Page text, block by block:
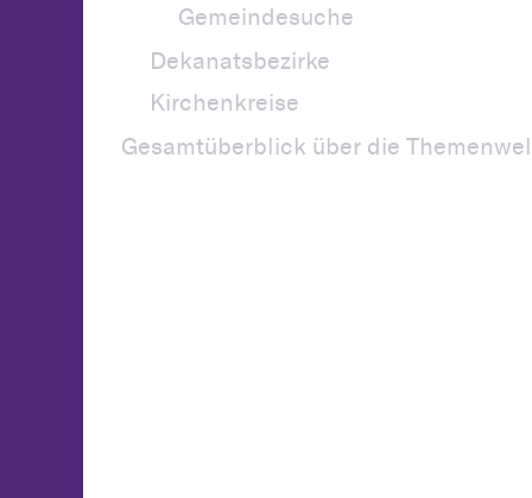
Gemeindesuche
Dekanatsbezirke
Kirchenkreise
Gesamtüberblick über die